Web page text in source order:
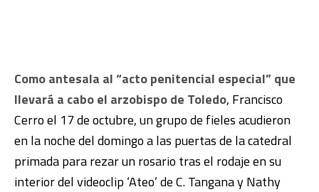
Como antesala al “acto penitencial especial” que
llevará a cabo el arzobispo de Toledo, Francisco
Cerro el 17 de octubre, un grupo de fieles acudieron
en la noche del domingo a las puertas de la catedral
primada para rezar un rosario tras el rodaje en su
interior del videoclip ‘Ateo’ de C. Tangana y Nathy